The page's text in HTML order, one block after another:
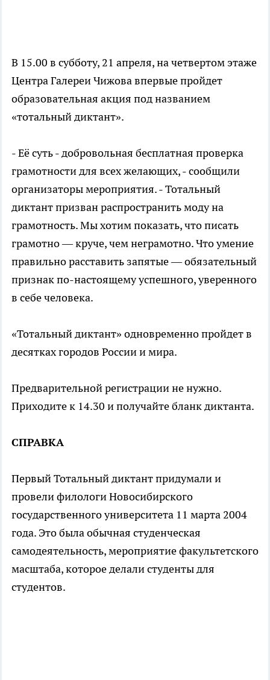
В 15.00 в субботу, 21 апреля, на четвертом этаже
Центра Галереи Чижова впервые пройдет
образовательная акция под названием
«тотальный диктант».
- Её суть - добровольная бесплатная проверка
грамотности для всех желающих, - сообщили
организаторы мероприятия. - Тотальный
диктант призван распространить моду на
грамотность. Мы хотим показать, что писать
грамотно — круче, чем неграмотно. Что умение
правильно расставить запятые — обязательный
признак по-настоящему успешного, уверенного
в себе человека.
«Тотальный диктант» одновременно пройдет в
десятках городов России и мира.
Предварительной регистрации не нужно.
Приходите к 14.30 и получайте бланк диктанта.
СПРАВКА
Первый Тотальный диктант придумали и
провели филологи Новосибирского
государственного университета 11 марта 2004
года. Это была обычная студенческая
самодеятельность, мероприятие факультетского
масштаба, которое делали студенты для
студентов.